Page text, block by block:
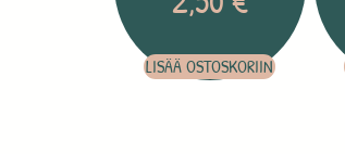
LISÄÄ OSTOSKORIIN